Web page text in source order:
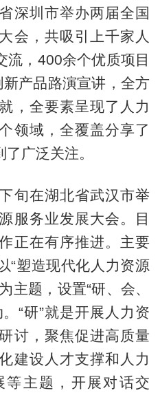
深圳市举办两届全国
会，共吸引上千家人
流，400余个优质项目
产品路演宣讲，全方
，全要素呈现了人力
领域，全覆盖分享了
广泛关注。
旬在湖北省武汉市举
服务业发展大会。目
正在有序推进。主要
“塑造现代化人力资源
主题，设置“研、会、
“研”就是开展人力资
讨，聚焦促进高质量
建设人才支撑和人力
等主题，开展对话交